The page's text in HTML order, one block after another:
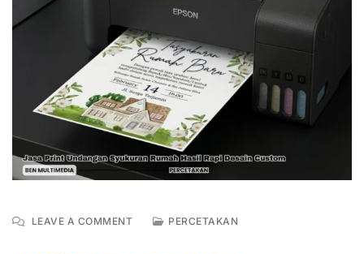
LEAVE A COMMENTON
PERCETAKAN